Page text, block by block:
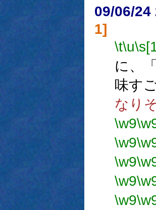
09/06/24
1]
\t\u
に、
味す
なり
\w9
\w9
\w9
\w9
\w9